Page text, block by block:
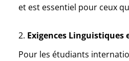
et est essentiel pour ceux
2. Exigences
Pour les étudiants